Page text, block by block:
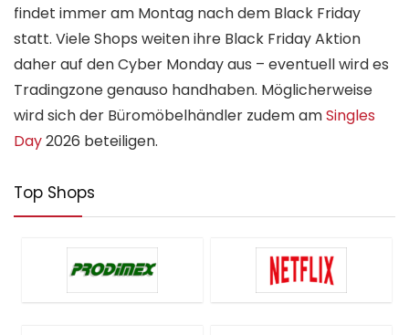
findet immer am Montag nach dem Black Friday
statt. Viele Shops weiten ihre Black Friday Aktion
daher auf den Cyber Monday aus – eventuell wird es
Tradingzone genauso handhaben. Möglicherweise
wird sich der Büromöbelhändler zudem amSingles
Day2026 beteiligen.
Top Shops